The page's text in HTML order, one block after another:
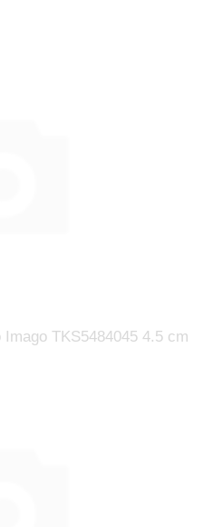
TKS5484045 4.5 cm